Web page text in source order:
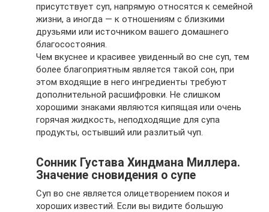
присутствует суп, напрямую относятся к семейной
жизни, а иногда — к отношениям с близкими
друзьями или источником вашего домашнего
благосостояния.
Чем вкуснее и красивее увиденный во сне суп, тем
более благоприятным является такой сон, при
этом входящие в него ингредиенты требуют
дополнительной расшифровки. Не слишком
хорошими знаками являются кипящая или очень
горячая жидкость, неподходящие для супа
продукты, остывший или разлитый чуп.
Сонник Густава Хиндмана Миллера.
Значение сновидения о супе
Суп во сне является олицетворением покоя и
хороших известий. Если вы видите большую